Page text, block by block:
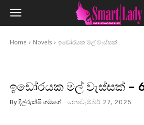
Home Novels ඉඩෝරයක මල් වැස්සක්
ඉඩෝරයක මල් වැස්සක් –
By දිල්රුක්ෂි ගමගේ නොවැම්බර් 27, 2025